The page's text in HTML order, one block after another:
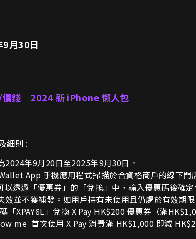
月30日
錢｜2024 新 iPhone 懶人包
細則 :
2024年9月20日至2025年9月30日。
App 手機應用程式掃描於合資格商戶的線下門
透過「優惠券」的「兌換」中，輸入優惠碼後確
並不獲補發。如用戶持有未使用且仍處於有效期
「XPAY6L」兌換 X Pay HK$200 優惠券（滿
me 首次使用 X Pay 消費滿 HK$1,000 即減